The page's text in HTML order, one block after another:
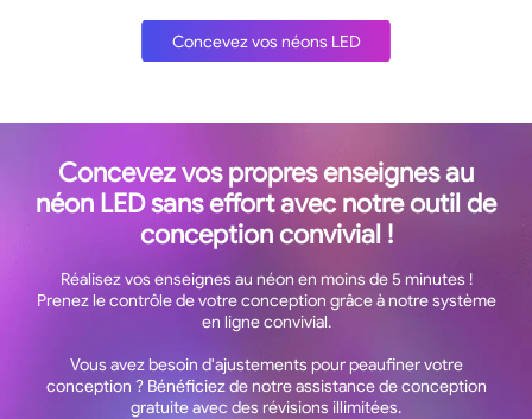
Concevez vos néons LED
Concevez vos propres enseignes au
néon LED sans effort avec notre outil de
conception convivial !
Réalisez vos enseignes au néon en moins de 5 minutes !
Prenez le contrôle de votre conception grâce à notre système
en ligne convivial.
Vous avez besoin d'ajustements pour peaufiner votre
conception ? Bénéficiez de notre assistance de conception
gratuite avec des révisions illimitées.